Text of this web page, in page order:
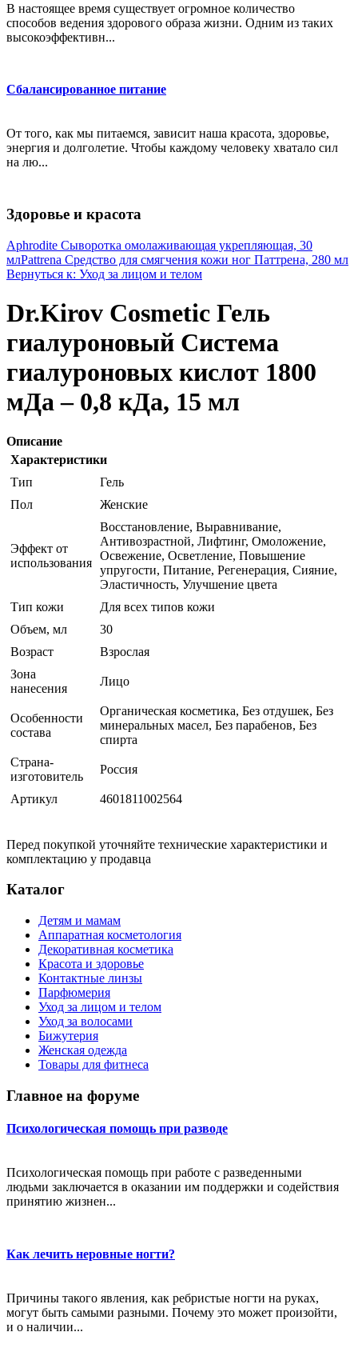
В настоящее время существует огромное количество
способов ведения здорового образа жизни. Одним из таких
высокоэффективн...
Сбалансированное питание
От того, как мы питаемся, зависит наша красота, здоровье,
энергия и долголетие. Чтобы каждому человеку хватало сил
на лю...
Здоровье и красота
Aphrodite Сыворотка омолаживающая укрепляющая, 30
млPattrena Средство для смягчения кожи ног Паттрена, 280 мл
Вернуться к: Уход за лицом и телом
Dr.Kirov Cosmetic Гель
гиалуроновый Система
гиалуроновых кислот 1800
мДа – 0,8 кДа, 15 мл
Описание
Характеристики
Тип
Гель
Пол
Женские
Эффект от
использования
Восстановление, Выравнивание,
Антивозрастной, Лифтинг, Омоложение,
Освежение, Осветление, Повышение
упругости, Питание, Регенерация, Сияние,
Эластичность, Улучшение цвета
Тип кожи
Для всех типов кожи
Объем, мл
30
Возраст
Взрослая
Зона
нанесения
Лицо
Особенности
состава
Органическая косметика, Без отдушек, Без
минеральных масел, Без парабенов, Без
спирта
Страна-
изготовитель
Россия
Артикул 4601811002564
Перед покупкой уточняйте технические характеристики и
комплектацию у продавца
Каталог
Детям и мамам
Аппаратная косметология
Декоративная косметика
Красота и здоровье
Контактные линзы
Парфюмерия
Уход за лицом и телом
Уход за волосами
Бижутерия
Женская одежда
Товары для фитнеса
Главное на форуме
Психологическая помощь при разводе
Психологическая помощь при работе с разведенными
людьми заключается в оказании им поддержки и содействия
принятию жизнен...
Как лечить неровные ногти?
Причины такого явления, как ребристые ногти на руках,
могут быть самыми разными. Почему это может произойти,
и о наличии...